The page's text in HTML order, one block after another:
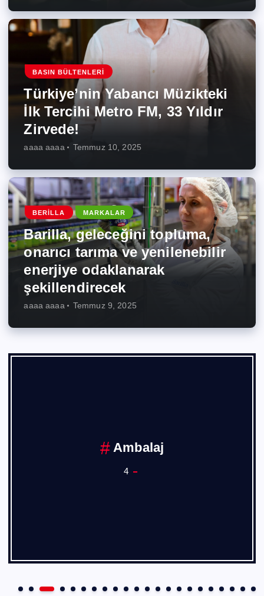
BASIN BÜLTENLERI
Türkiye’nin Yabancı Müzikteki
İlk Tercihi Metro FM, 33 Yıldır
Zirvede!
aaaa aaaa Temmuz 10, 2025
BERILLA MARKALAR
Barilla, geleceğini topluma,
onarıcı tarıma ve yenilenebilir
enerjiye odaklanarak
şekillendirecek
aaaa aaaa Temmuz 9, 2025
Ankara Sanayi Odası
1